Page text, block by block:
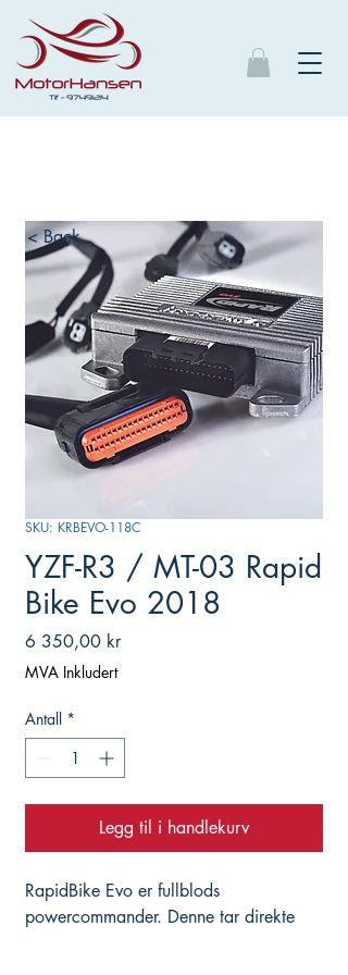
SKU: KRBEVO-118C
YZF-R3 / MT-03 Rapid
Bike Evo 2018
6 350,00 krPris
MVA Inkludert
Antall *
Legg til i handlekurv
RapidBike Evo er fullblods
powercommander. Denne tar direkte
< Back